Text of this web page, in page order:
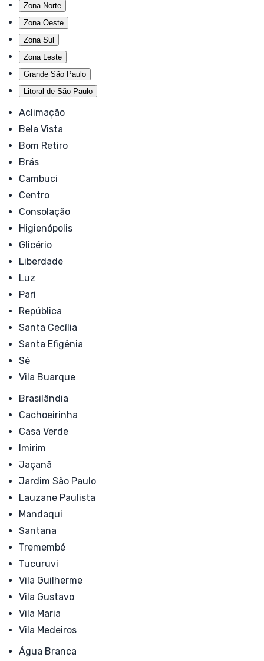
Zona Norte
Zona Oeste
Zona Sul
Zona Leste
Grande São Paulo
Litoral de São Paulo
Aclimação
Bela Vista
Bom Retiro
Brás
Cambuci
Centro
Consolação
Higienópolis
Glicério
Liberdade
Luz
Pari
República
Santa Cecília
Santa Efigênia
Sé
Vila Buarque
Brasilândia
Cachoeirinha
Casa Verde
Imirim
Jaçanã
Jardim São Paulo
Lauzane Paulista
Mandaqui
Santana
Tremembé
Tucuruvi
Vila Guilherme
Vila Gustavo
Vila Maria
Vila Medeiros
Água Branca